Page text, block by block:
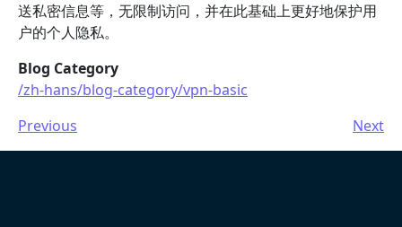
送私密信息等，无限制访问，并在此基础上更好地保护用
户的个人隐私。
Blog Category
/zh-hans/blog-category/vpn-basic
Previous
Next